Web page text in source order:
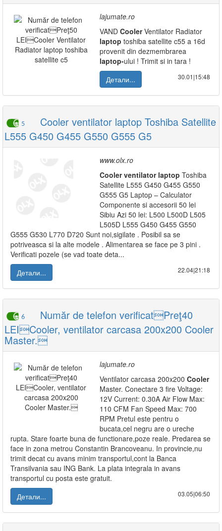
lajumate.ro
VAND CoolerVentilator Radiator
laptop toshiba satellite c55 a 16d
provenit din dezmembrarea
laptop-ului ! Trimit si in tara !
Детали...
30.01|15:48
5
Cooler ventilator laptop Toshiba Satellite
L555 G450 G455 G550 G555 G5
www.olx.ro
Cooler ventilator laptop Toshiba
Satellite L555 G450 G455 G550
G555 G5 Laptop – Calculator
Componente si accesorii 50 lei
Sibiu Azi 50 lei: L500 L500D L505
L505D L555 G450 G455 G550
G555 G530 L770 D720 Sunt noi,sigilate . Posibil sa se
potriveasca si la alte modele . Alimentarea se face pe 3 pini .
Verificati pozele (se vad toate deta...
Детали...
22.04|21:18
6
Număr de telefon verificatPreţ40
LEICooler, ventilator carcasa 200x200 Cooler
Master.
lajumate.ro
Ventilator carcasa 200x200 Cooler
Master. Conectare 3 fire Voltage:
12V Current: 0.30A Air Flow Max:
110 CFM Fan Speed Max: 700
RPM Pretul este pentru o
bucata,cel negru are o ureche
rupta. Stare foarte buna de functionare,poze reale. Predarea se
face in zona metrou Constantin Brancoveanu. In provincie,nu
trimit decat cu avans minim transportul,cont la Banca
Transilvania sau ING Bank. La plata integrala in avans
transportul cu posta este gratuit.
Детали...
03.05|06:50